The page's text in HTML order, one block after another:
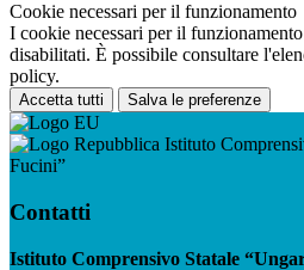
Cookie necessari per il funzionamento
I cookie necessari per il
disabilitati. È possibile consultare
policy.
Accetta tutti Salva le preferenze
Istituto
Fucini”
Contatti
Istituto Comprensivo Statale